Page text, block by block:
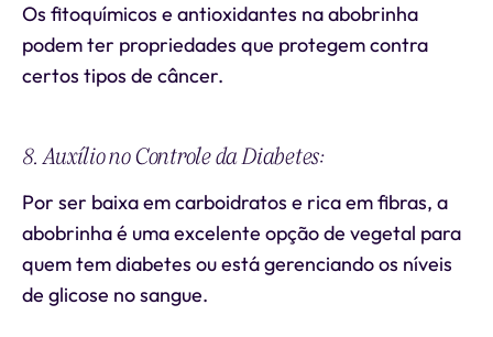
Os fitoquímicos e antioxidantes na abobrinha
podem ter propriedades que protegem contra
certos tipos de câncer.
8. Auxílio no Controle da Diabetes:
Por ser baixa em carboidratos e rica em fibras, a
abobrinha é uma excelente opção de vegetal para
quem tem diabetes ou está gerenciando os níveis
de glicose no sangue.